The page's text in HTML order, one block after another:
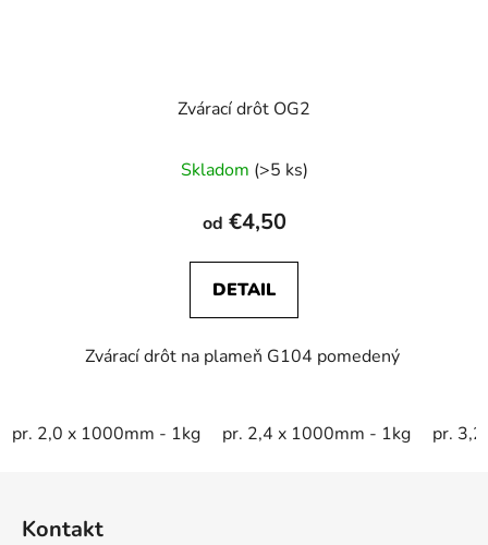
Zvárací drôt OG2
Skladom (>5 ks)
od €4,50
DETAIL
Zvárací drôt na plameň G104 pomedený
pr. 2,0 x 1000mm - 1kg pr. 2,4 x 1000mm - 1kg pr.
Kontakt